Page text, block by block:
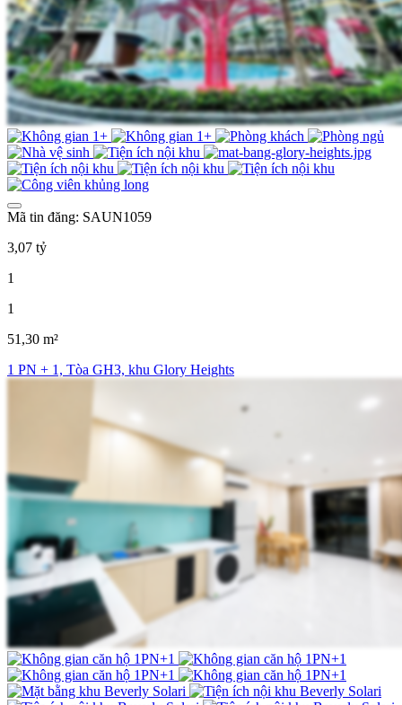
Mã tin đăng: SAUN1059
3,07 tỷ
1
1
51,30 m²
1 PN + 1, Tòa GH3, khu Glory Heights